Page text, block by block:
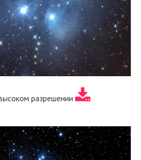
разрешении